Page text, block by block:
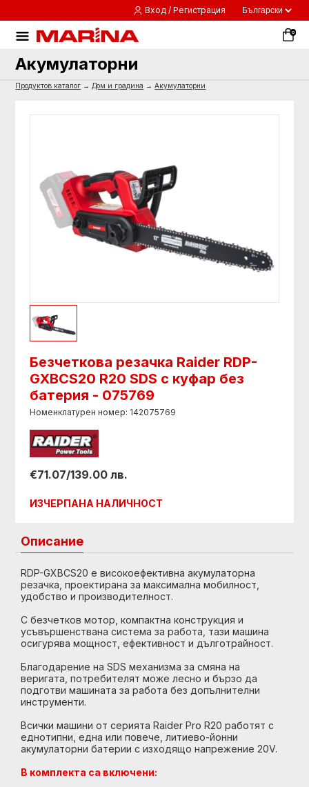
Вход / Регистрация
0
Акумулаторни
Продуктов каталог → Дом и градина →Акумулаторни
Безчеткова резачка Raider RDP-
GXBCS20 R20 SDS с куфар без
батерия - 075769
Номенклатурен номер: 142075769
€71.07/139.00 лв.
ИЗЧЕРПАНА НАЛИЧНОСТ
Описание
RDP-GXBCS20 е високоефективна акумулаторна
резачка, проектирана за максимална мобилност,
удобство и производителност.
С безчетков мотор, компактна конструкция и
усъвършенствана система за работа, тaзи машина
осигурява мощност, ефективност и дълготрайност.
Благодарение на SDS механизма за смяна на
веригата, потребителят може лесно и бързо да
подготви машината за работа без допълнителни
инструменти.
Всички машини от серията Raider Pro R20 работят с
еднотипни, една или повече, литиево-йонни
акумулаторни батерии с изходящо напрежение 20V.
В комплекта са включени: